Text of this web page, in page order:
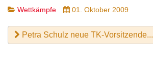
Wettkämpfe 01. Oktober 2009
Petra Schulz neue TK-Vorsitzende...